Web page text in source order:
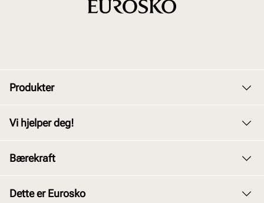
Produkter
Barn
Vi hjelper deg!
Kjøpsbetingelser
Bærekraft
Dette er Eurosko